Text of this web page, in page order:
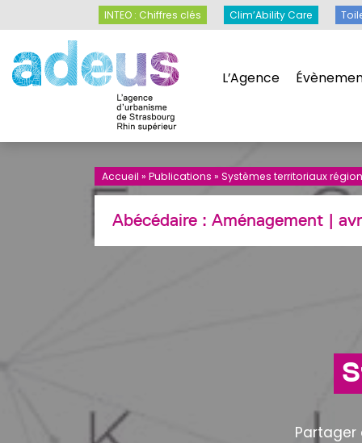
L’Agence
INTEO : Chiffres clés Clim’Ability Care
INTEO : Chiffres clés Clim’Ability Care
Accueil » Publications » Systèmes territoriaux
Abécédaire : Aménagement|
Panneau de gestion des cookies